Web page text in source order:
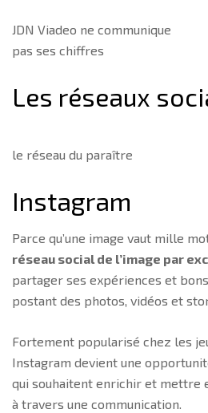
JDN Viadeo ne communique
pas ses chiffres
Les réseaux
le réseau du paraître
Instagram
Parce qu’une image vaut mille
réseau social de l’image par
partager ses expériences et
postant des photos, vidéos et
Fortement popularisé chez les
Instagram devient une
qui souhaitent enrichir et mettre
à travers une communication.